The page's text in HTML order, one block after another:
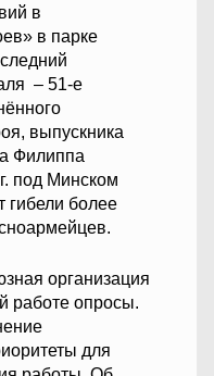
в
в парке
– 51-е
выпускника
Филиппа
под Минском
гибели более
организация
работе опросы.
для